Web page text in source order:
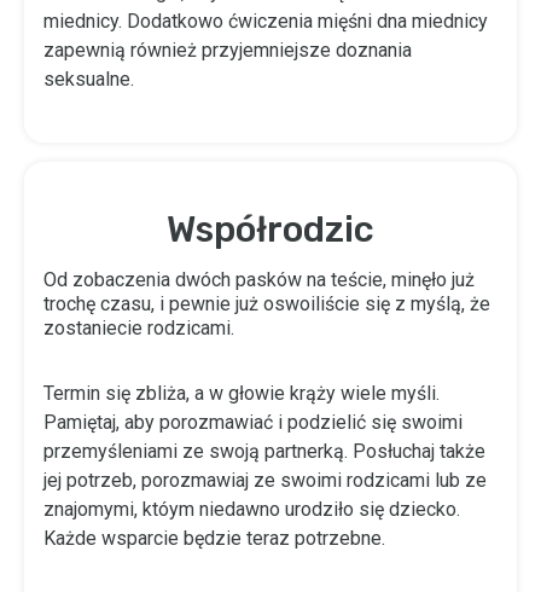
miednicy. Dodatkowo ćwiczenia mięśni dna miednicy
zapewnią również przyjemniejsze doznania
seksualne.
Współrodzic
Od zobaczenia dwóch pasków na teście, minęło już
trochę czasu, i pewnie już oswoiliście się z myślą, że
zostaniecie rodzicami.
Termin się zbliża, a w głowie krąży wiele myśli.
Pamiętaj, aby porozmawiać i podzielić się swoimi
przemyśleniami ze swoją partnerką. Posłuchaj także
jej potrzeb, porozmawiaj ze swoimi rodzicami lub ze
znajomymi, któym niedawno urodziło się dziecko.
Każde wsparcie będzie teraz potrzebne.